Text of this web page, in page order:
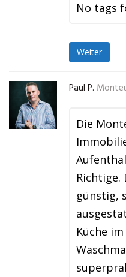
No tags
Weiter
Paul P.
Die
Richtige.
günstig,
Küche